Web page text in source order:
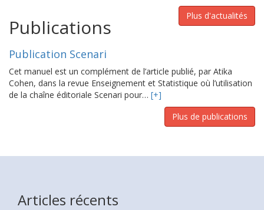
Plus d'actualités
Publications
Publication Scenari
Cet manuel est un complément de l’article publié, par Atika
Cohen, dans la revue Enseignement et Statistique où l’utilisation
de la chaîne éditoriale Scenari pour… [+]
Plus de publications
Articles récents